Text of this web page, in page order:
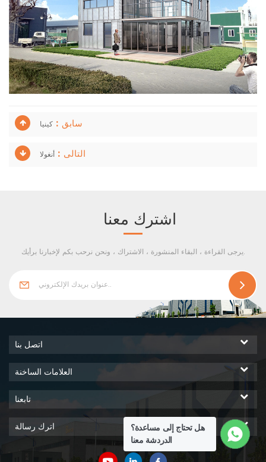
سابق : كينيا
التالى : أنغولا
اشترك معنا
يرجى القراءة ، البقاء المنشورة ، الاشتراك ، ونحن نرحب بكم لإخبارنا برأيك.
هل تحتاج إلى مساعدة؟
الدردشة معنا
اتصل بنا
العلامات الساخنة
تابعنا
اترك رسالة